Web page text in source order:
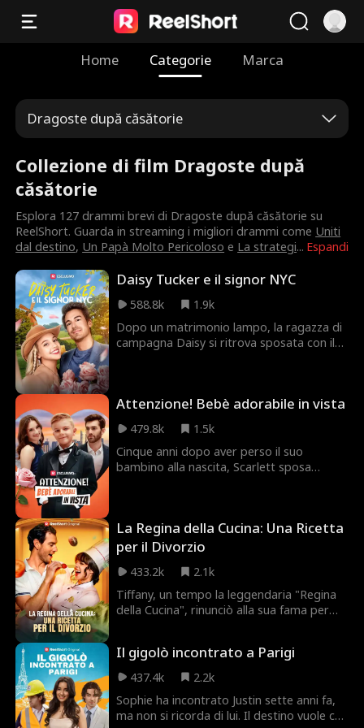
Home Categorie Marca
Dragoste după căsătorie
Collezione di film Dragoste după
căsătorie
Espandi
Esplora 127 drammi brevi di Dragoste după căsătorie su
ReelShort. Guarda in streaming i migliori drammi come Uniti
dal destino, Un Papà Molto Pericoloso e La strategi...
Daisy Tucker e il signor NYC
588.8k
1.9k
Dopo un matrimonio lampo, la ragazza di
campagna Daisy si ritrova sposata con il
vicepresidente di Hamilton, Bianca,
minacciano di distruggere la loro relazione
prima che possano confessare di amarsi
davvero.
Attenzione! Bebè adorabile in vista
479.8k
1.5k
Cinque anni dopo aver perso il suo
bambino alla nascita, Scarlett sposa
rivelerà di essere segretamente un
miliardario e CEO? Chi è la misteriosa
donna che sostiene di essere la mamma di
Charlie? È solo una favola, o Scarlett
troverà il suo lieto fine?
La Regina della Cucina: Una Ricetta
per il Divorzio
433.2k
2.1k
Tiffany, un tempo la leggendaria "Regina
della Cucina", rinunciò alla sua fama per
Sera e trattando Tiffany come se fosse
senza valore. Con il cuore spezzato,
non la conduce al piccolo ristorante di
Claude. Lì, il suo talento nascosto viene
Il gigolò incontrato a Parigi
437.4k
2.2k
Sophie ha incontrato Justin sette anni fa,
ma non si ricorda di lui. Il destino vuole che